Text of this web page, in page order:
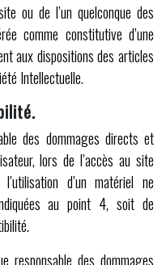
ou de l’un quelconque des
comme constitutive d’une
aux dispositions des articles
Intellectuelle.
des dommages directs et
lors de l’accès au site
d’un matériel ne
au point 4, soit de
responsable des dommages